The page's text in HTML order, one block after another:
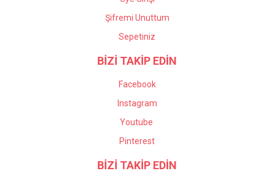
Şifremi Unuttum
Sepetiniz
BİZİ TAKİP EDİN
Facebook
Instagram
Youtube
Pinterest
BİZİ TAKİP EDİN